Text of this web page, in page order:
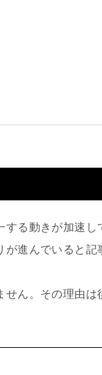
る動きが加速
進んでいると記
ん。その理由は